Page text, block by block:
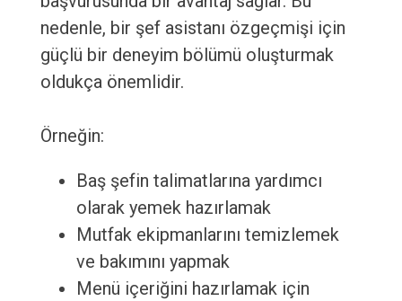
nedenle, bir şef asistanı özgeçmişi için
güçlü bir deneyim bölümü oluşturmak
oldukça önemlidir.
Örneğin:
Baş şefin talimatlarına yardımcı
olarak yemek hazırlamak
Mutfak ekipmanlarını temizlemek
ve bakımını yapmak
Menü içeriğini hazırlamak için